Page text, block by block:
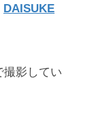
DAISUKE
撮影してい